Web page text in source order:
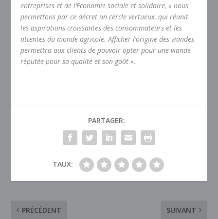
entreprises et de l’Economie sociale et solidaire, « nous
permettons par ce décret un cercle vertueux, qui réunit
les aspirations croissantes des consommateurs et les
attentes du monde agricole. Afficher l’origine des viandes
permettra aux clients de pouvoir opter pour une viande
réputée pour sa qualité et son goût ».
PARTAGER:
TAUX:
PRÉCÉDENT SUIVANT